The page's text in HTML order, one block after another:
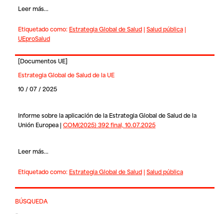
Leer más...
Etiquetado como: Estrategia Global de Salud| Salud pública|
UEproSalud
[Documentos UE]
Estrategia Global de Salud de la UE
10 / 07 / 2025
Informe sobre la aplicación de la Estrategia Global de Salud de la
Unión Europea | COM(2025) 392 final, 10.07.2025
Leer más...
Etiquetado como: Estrategia Global de Salud| Salud pública
BÚSQUEDA